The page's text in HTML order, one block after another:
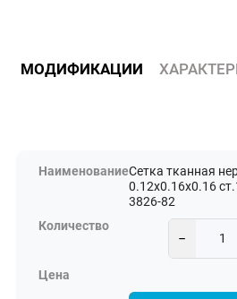
МОДИФИКАЦИИ
Сетка тканная
0.12х0.16х0.16
3826-82
−